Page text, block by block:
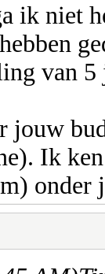
ik niet
van 5
jouw
Ik
onder